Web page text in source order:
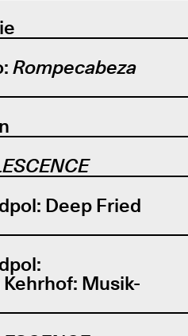
Rompecabeza
Deep Fried
Musik-